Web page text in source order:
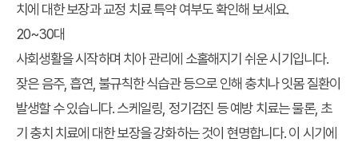
치에 대한 보장과 교정 치료 특약 여부도 확인해 보세요.
20~30대
사회생활을 시작하며 치아 관리에 소홀해지기 쉬운 시기입니다.
잦은 음주, 흡연, 불규칙한 식습관 등으로 인해 충치나 잇몸 질환이
발생할 수 있습니다. 스케일링, 정기검진 등 예방 치료는 물론, 초
기 충치 치료에 대한 보장을 강화하는 것이 현명합니다. 이 시기에